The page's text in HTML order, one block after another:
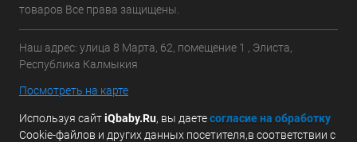
товаров Все права защищены.
Наш адрес: улица 8 Марта, 62, помещение 1 , Элиста,
Республика Калмыкия
Посмотреть на карте
Используя сайтiQbaby.Ru, вы даетесогласие на обработку
Cookie-файлов и других данных посетителя,в соответствии с